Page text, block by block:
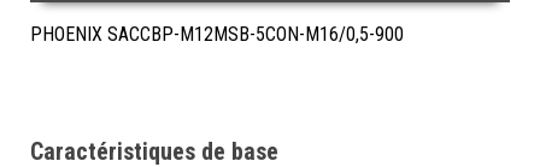
PHOENIX SACCBP-M12MSB-5CON-M16/0,5-900
Caractéristiques de base